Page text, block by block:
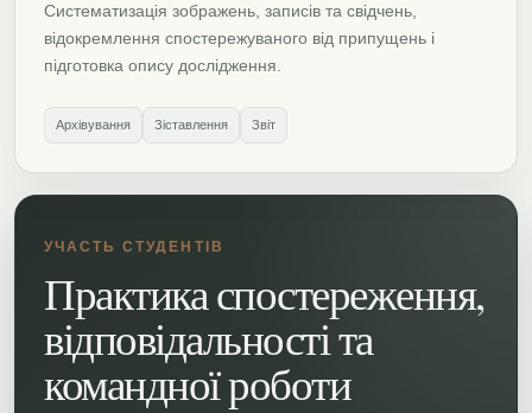
Систематизація зображень, записів та свідчень,
відокремлення спостережуваного від припущень і
підготовка опису дослідження.
Архівування Зіставлення Звіт
УЧАСТЬ СТУДЕНТІВ
Практика спостереження,
відповідальності та
командної роботи